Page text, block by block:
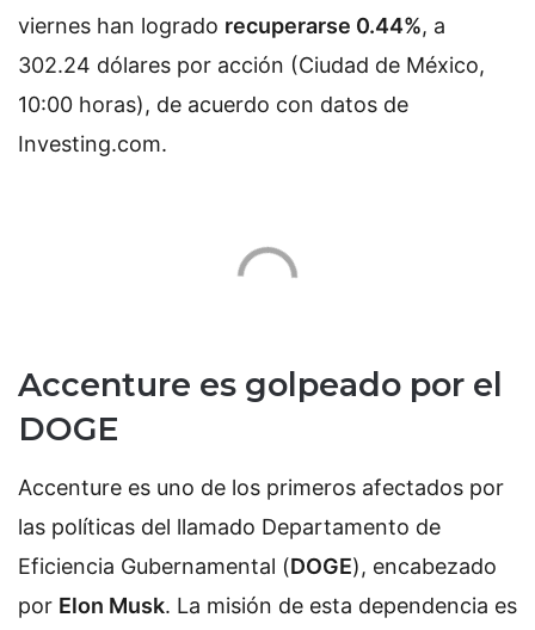
viernes han logrado recuperarse 0.44%, a
302.24 dólares por acción (Ciudad de México,
10:00 horas), de acuerdo con datos de
Investing.com.
Accenture es golpeado por el
DOGE
Accenture es uno de los primeros afectados por
las políticas del llamado Departamento de
Eficiencia Gubernamental (DOGE), encabezado
por Elon Musk. La misión de esta dependencia es